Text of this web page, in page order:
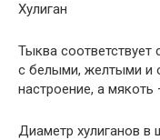
Хулиган
Тыква
с белыми, желтыми и
настроение, а мякоть
Диаметр хулиганов в